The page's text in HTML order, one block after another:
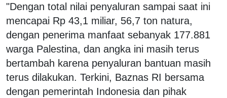
"Dengan total nilai penyaluran sampai saat ini
mencapai Rp 43,1 miliar, 56,7 ton natura,
dengan penerima manfaat sebanyak 177.881
warga Palestina, dan angka ini masih terus
bertambah karena penyaluran bantuan masih
terus dilakukan. Terkini, Baznas RI bersama
dengan pemerintah Indonesia dan pihak